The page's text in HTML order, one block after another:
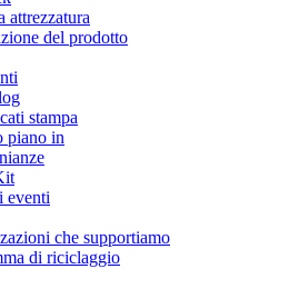
attrezzatura
del prodotto
stampa
piano in
eventi
che supportiamo
di riciclaggio